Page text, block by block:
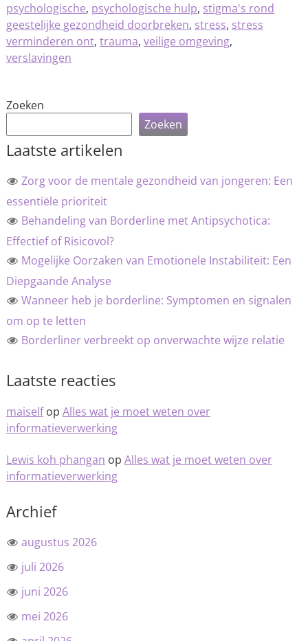
psychologische, psychologische hulp, stigma's rond
geestelijke gezondheid doorbreken, stress, stress
verminderen ont, trauma, veilige omgeving,
verslavingen
Zoeken
Zoeken
Laatste artikelen
Zorg voor de mentale gezondheid van jongeren: Een
essentiële prioriteit
Behandeling van Borderline met Antipsychotica:
Effectief of Risicovol?
Mogelijke Oorzaken van Emotionele Instabiliteit: Een
Diepgaande Analyse
Wanneer heb je borderline: Symptomen en signalen
om op te letten
Borderliner verbreekt op onverwachte wijze relatie
Laatste reacties
maiselfop Alles wat je moet weten over
informatieverwerking
Lewis koh phangan op Alles wat je moet weten over
informatieverwerking
Archief
augustus 2026
juli 2026
juni 2026
mei 2026